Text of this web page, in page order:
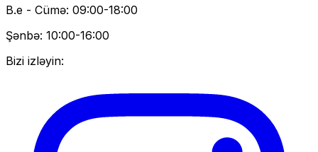
B.e - Cümə: 09:00-18:00
Şənbə: 10:00-16:00
Bizi izləyin: